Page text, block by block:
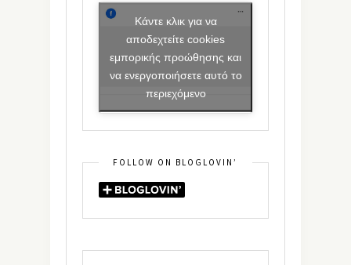
Κάντε κλικ για να
αποδεχτείτε cookies
εμπορικής προώθησης και
να ενεργοποιήσετε αυτό το
περιεχόμενο
FOLLOW ON BLOGLOVIN’